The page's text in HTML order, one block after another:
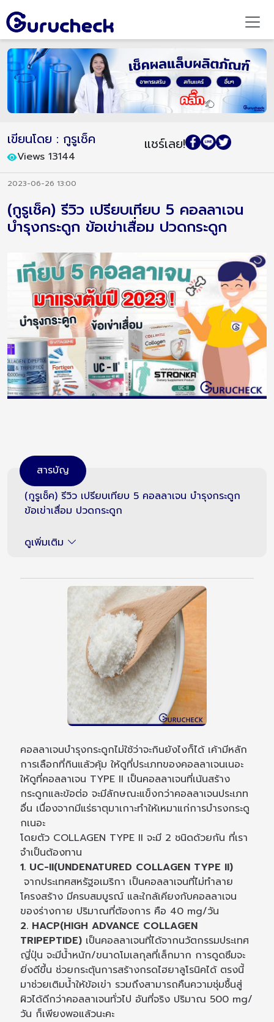
เขียนโดย : กูรูเช็ค
Views 13144
แชร์เลย!
2023-06-26 13:00
(กูรูเช็ค) รีวิว เปรียบเทียบ 5 คอลลาเจน
บำรุงกระดูก ข้อเข่าเสื่อม ปวดกระดูก
สารบัญ
(กูรูเช็ค) รีวิว เปรียบเทียบ 5 คอลลาเจน บำรุงกระดูก
ข้อเข่าเสื่อม ปวดกระดูก
ดูเพิ่มเติม
คอลลาเจนบำรุงกระดูกไม่ใช้ว่าจะกินยังไงก็ได้ เค้ามีหลัก
การเลือกที่กินแล้วคุ้ม ให้ดูที่ประเภทของคอลลาเจนเนอะ
ให้ดูที่คอลลาเจน TYPE II เป็นคอลลาเจนที่เน้นสร้าง
กระดูกและข้อต่อ จะมีลักษณะแข็งกว่าคอลลาเจนประเภท
อื่น เนื่องจากมีแร่ธาตุมาเกาะทำให้เหมาแก่การบำรงกระดู
กเนอะ
โดยตัว COLLAGEN TYPE II จะมี 2 ชนิดด้วยกัน ที่เรา
จำเป็นต้องทาน
1. UC-II(UNDENATURED COLLAGEN TYPE II)
จากประเทศสหรัฐอเมริกา เป็นคอลลาเจนที่ไม่ทำลาย
โครงสร้าง มีครบสมบูรณ์ และใกล้เคียงกับคอลลาเจน
ของร่างกาย ปริมาณที่ต้องการ คือ 40 mg/วัน
2. HACP(HIGH ADVANCE COLLAGEN
TRIPEPTIDE) เป็นคอลลาเจนที่ได้จากนวัตกรรมประเทศ
ญี่ปุ่น จะมีน้ำหนัก/ขนาดโมเลกุลที่เล็กมาก การดูดซึมจะ
ยิ่งดีขึ้น ช่วยกระตุ้นการสร้างกรดไฮยาลูโรนิคได้ ตรงนี้
มาช่วยเติมน้ำให้ข้อเข่า รวมถึงสามารถคืนความชุ่มชื้นสู่
ผิวได้ดีกว่าคอลลาเจนทั่วไป อันที่จริง ปริมาณ 500 mg/
วัน ก็เพียงพอแล้วนะคะ